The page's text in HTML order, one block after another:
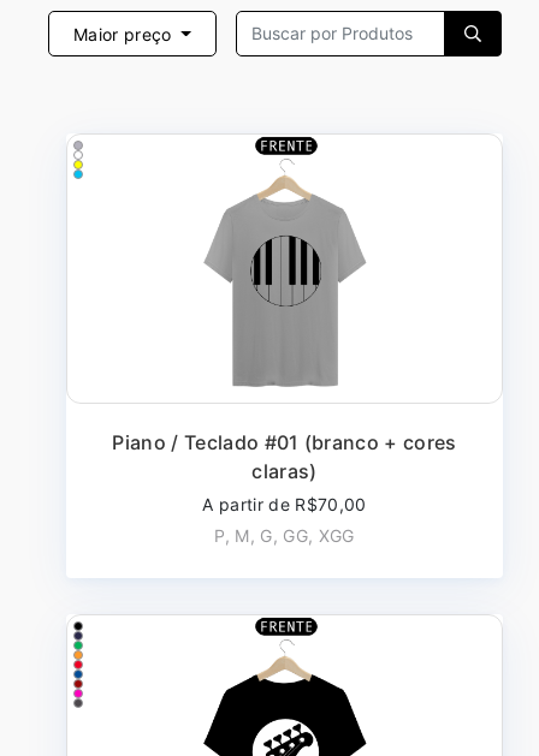
Maior preço
Piano / Teclado #01 (branco + cores
claras)
A partir de R$70,00
P, M, G, GG, XGG